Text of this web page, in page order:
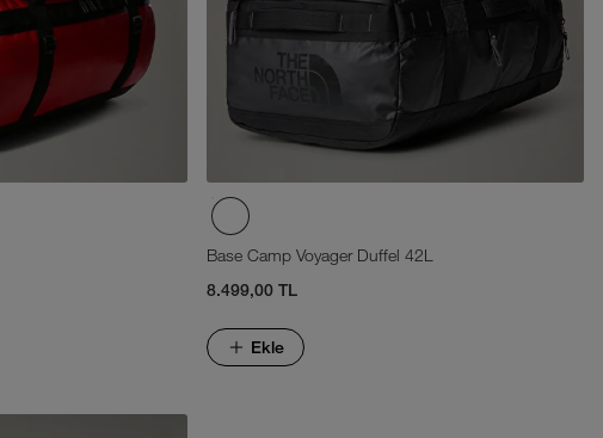
Base Camp Voyager Duffel 42L
8.499,00 TL
Ekle